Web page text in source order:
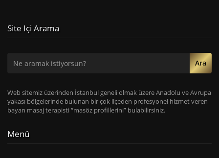
Site Içi Arama
Ara
Web sitemiz üzerinden İstanbul geneli olmak üzere Anadolu ve Avrupa
yakası bölgelerinde bulunan bir çok ilçeden profesyonel hizmet veren
bayan masaj terapisti “masöz profillerini” bulabilirsiniz.
Menü